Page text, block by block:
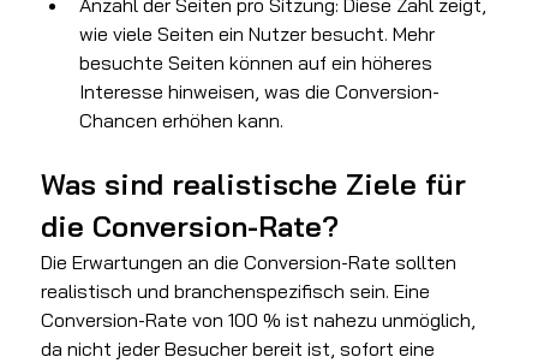
wie viele Seiten ein Nutzer besucht. Mehr
besuchte Seiten können auf ein höheres
Interesse hinweisen, was die Conversion-
Chancen erhöhen kann.
Was sind realistische Ziele für
die Conversion-Rate?
Die Erwartungen an die Conversion-Rate sollten
realistisch und branchenspezifisch sein. Eine
Conversion-Rate von 100 % ist nahezu unmöglich,
da nicht jeder Besucher bereit ist, sofort eine